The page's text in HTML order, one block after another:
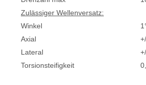
Zulässiger Wellenversatz:
Winkel
Axial
Lateral
Torsionsteifigkeit